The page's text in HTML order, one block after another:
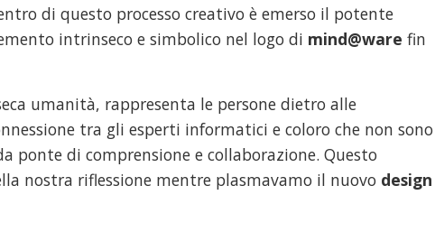
di questo processo creativo è emerso il potente
intrinseco e simbolico nel logo di mind@ware fin
umanità, rappresenta le persone dietro alle
tra gli esperti informatici e coloro che non sono
ponte di comprensione e collaborazione. Questo
nostra riflessione mentre plasmavamo il nuovo design